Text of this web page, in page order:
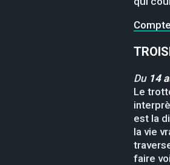
Du 14
Le
est la
la vie
faire